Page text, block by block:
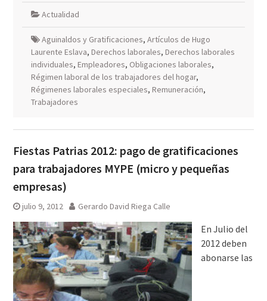
Actualidad
Aguinaldos y Gratificaciones, Artículos de Hugo
Laurente Eslava, Derechos laborales, Derechos laborales
individuales, Empleadores, Obligaciones laborales,
Régimen laboral de los trabajadores del hogar,
Régimenes laborales especiales, Remuneración,
Trabajadores
Fiestas Patrias 2012: pago de gratificaciones
para trabajadores MYPE (micro y pequeñas
empresas)
julio 9, 2012 Gerardo David Riega Calle
En Julio del
2012 deben
abonarse las